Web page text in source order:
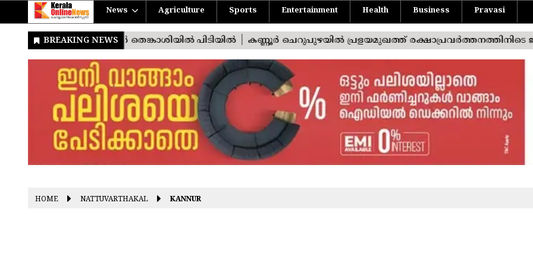
News Agriculture Sports Entertainment Health Business Pravasi
HOME NATTUVARTHAKAL KANNUR